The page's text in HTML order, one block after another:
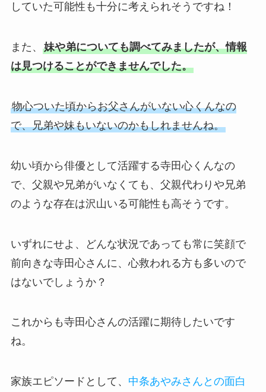
していた可能性も十分に考えられそうですね！
また、 妹や弟についても調べてみましたが、情報
は見つけることができませんでした。
物心ついた頃からお父さんがいない心くんなの
で、兄弟や妹もいないのかもしれませんね。
幼い頃から俳優として活躍する寺田心くんなの
で、父親や兄弟がいなくても、父親代わりや兄弟
のような存在は沢山いる可能性も高そうです。
いずれにせよ、どんな状況であっても常に笑顔で
前向きな寺田心さんに、心救われる方も多いので
はないでしょうか？
これからも寺田心さんの活躍に期待したいです
ね。
家族エピソードとして、 中条あやみさんとの面白